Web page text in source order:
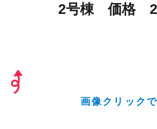
2号棟 価格
画像クリック